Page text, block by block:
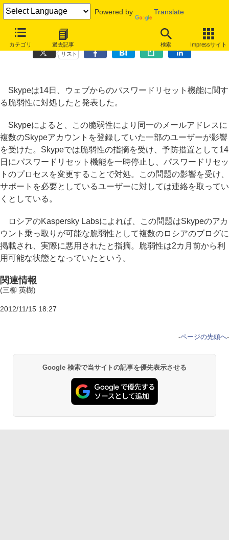
Powered by Translate
カテゴリ 過去記事 検索 Impressサイト
Skype、パスワードリセット機能の脆弱性を修正
リスト
Skypeは14日、ウェブからのパスワードリセット機能に関す
る脆弱性に対処したと発表した。
Skypeによると、この脆弱性により同一のメールアドレスに
複数のSkypeアカウントを登録していた一部のユーザーが影響
を受けた。Skypeでは脆弱性の指摘を受け、予防措置として14
日にパスワードリセット機能を一時停止し、パスワードリセッ
トのプロセスを変更することで対処。この問題の影響を受け、
サポートを必要としているユーザーに対しては連絡を取ってい
くとしている。
ロシアのKaspersky Labsによれば、この問題はSkypeのアカ
ウント乗っ取りが可能な脆弱性として複数のロシアのブログに
掲載され、実際に悪用されたと指摘。脆弱性は2カ月前から利
用可能な状態となっていたという。
関連情報
(三柳 英樹)
2012/11/15 18:27
-ページの先頭へ-
Google 検索で当サイトの記事を優先表示させる